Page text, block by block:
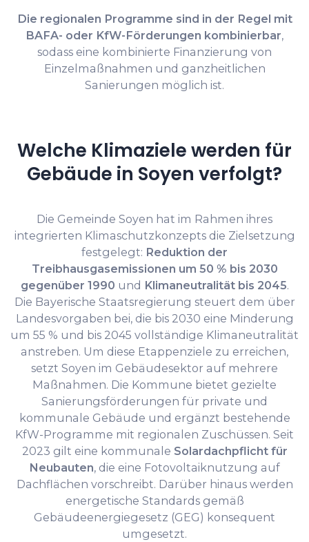
Die regionalen Programme sind in der Regel mit
BAFA- oder KfW-Förderungen kombinierbar,
sodass eine kombinierte Finanzierung von
Einzelmaßnahmen und ganzheitlichen
Sanierungen möglich ist.
Welche Klimaziele werden für
Gebäude in Soyen verfolgt?
Die Gemeinde Soyen hat im Rahmen ihres
integrierten Klimaschutzkonzepts die Zielsetzung
festgelegt: Reduktion der
Treibhausgasemissionen um 50 % bis 2030
gegenüber 1990 und Klimaneutralität bis 2045.
Die Bayerische Staatsregierung steuert dem über
Landesvorgaben bei, die bis 2030 eine Minderung
um 55 % und bis 2045 vollständige Klimaneutralität
anstreben. Um diese Etappenziele zu erreichen,
setzt Soyen im Gebäudesektor auf mehrere
Maßnahmen. Die Kommune bietet gezielte
Sanierungsförderungen für private und
kommunale Gebäude und ergänzt bestehende
KfW-Programme mit regionalen Zuschüssen. Seit
2023 gilt eine kommunale Solardachpflicht für
Neubauten, die eine Fotovoltaiknutzung auf
Dachflächen vorschreibt. Darüber hinaus werden
energetische Standards gemäß
Gebäudeenergiegesetz (GEG) konsequent
umgesetzt.